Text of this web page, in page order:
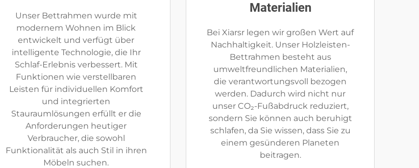
Unser Bettrahmen wurde mit
modernem Wohnen im Blick
entwickelt und verfügt über
intelligente Technologie, die Ihr
Schlaf-Erlebnis verbessert. Mit
Funktionen wie verstellbaren
Leisten für individuellen Komfort
und integrierten
Stauraumlösungen erfüllt er die
Anforderungen heutiger
Verbraucher, die sowohl
Funktionalität als auch Stil in ihren
Möbeln suchen.
Materialien
Bei Xiarsr legen wir großen Wert auf
Nachhaltigkeit. Unser Holzleisten-
Bettrahmen besteht aus
umweltfreundlichen Materialien,
die verantwortungsvoll bezogen
werden. Dadurch wird nicht nur
unser CO₂-Fußabdruck reduziert,
sondern Sie können auch beruhigt
schlafen, da Sie wissen, dass Sie zu
einem gesünderen Planeten
beitragen.